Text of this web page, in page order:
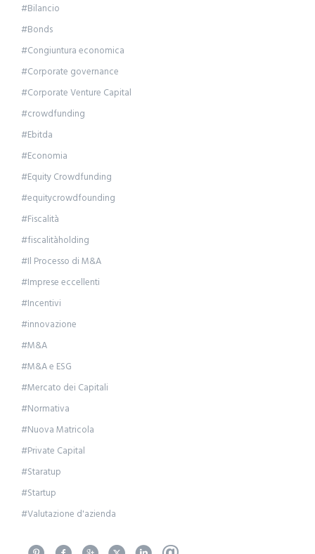
#Bilancio
#Bonds
#Congiuntura economica
#Corporate governance
#Corporate Venture Capital
#crowdfunding
#Ebitda
#Economia
#Equity Crowdfunding
#equitycrowdfounding
#Fiscalità
#fiscalitàholding
#Il Processo di M&A
#Imprese eccellenti
#Incentivi
#innovazione
#M&A
#M&A e ESG
#Mercato dei Capitali
#Normativa
#Nuova Matricola
#Private Capital
#Staratup
#Startup
#Valutazione d'azienda